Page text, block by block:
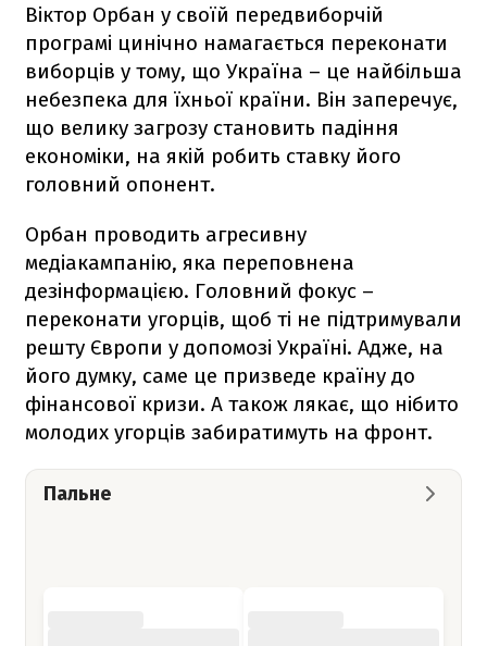
Віктор Орбан у своїй передвиборчій
програмі цинічно намагається переконати
виборців у тому, що Україна – це найбільша
небезпека для їхньої країни. Він заперечує,
що велику загрозу становить падіння
економіки, на якій робить ставку його
головний опонент.
Орбан проводить агресивну
медіакампанію, яка переповнена
дезінформацією. Головний фокус –
переконати угорців, щоб ті не підтримували
решту Європи у допомозі Україні. Адже, на
його думку, саме це призведе країну до
фінансової кризи. А також лякає, що нібито
молодих угорців забиратимуть на фронт.
Пальне